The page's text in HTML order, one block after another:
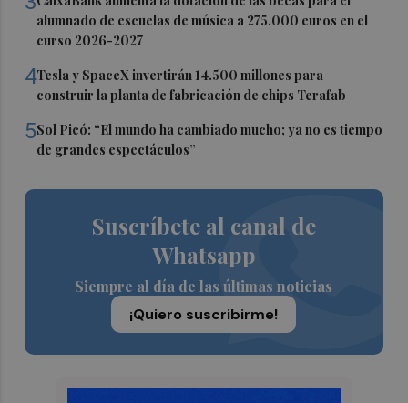
alumnado de escuelas de música a 275.000 euros en el
curso 2026-2027
4Tesla y SpaceX invertirán 14.500 millones para
construir la planta de fabricación de chips Terafab
5Sol Picó: “El mundo ha cambiado mucho; ya no es tiempo
de grandes espectáculos”
Suscríbete al canal de
Whatsapp
Siempre al día de las últimas noticias
¡Quiero suscribirme!